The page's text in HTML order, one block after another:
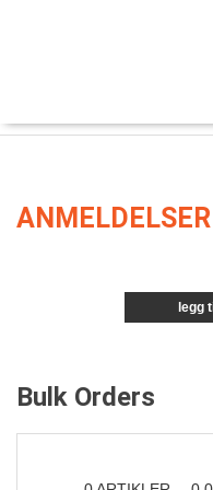
legg
Bulk Orders